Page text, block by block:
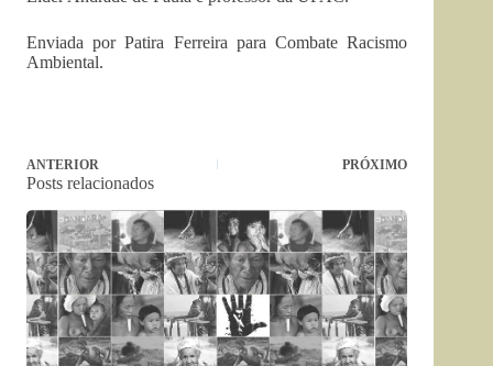
Enviada por Patira Ferreira para Combate Racismo
Ambiental.
ANTERIOR PRÓXIMO
Posts relacionados